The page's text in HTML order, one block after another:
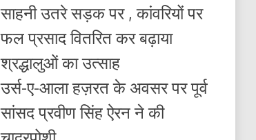
साहनी उतरे सड़क पर , कांवरियों पर
फल प्रसाद वितरित कर बढ़ाया
श्रद्धालुओं का उत्साह
उर्स-ए-आला हज़रत के अवसर पर पूर्व
सांसद प्रवीण सिंह ऐरन ने की